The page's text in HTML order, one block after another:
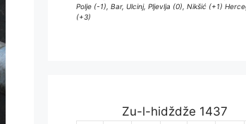
Polje (-1), Bar, Ulcinj, Pljevlja (0), Nikšić (+1)
(+3)
Zu-l-hidždže 1437